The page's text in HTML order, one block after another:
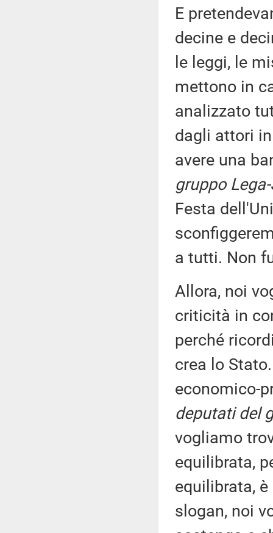
E
decine e
le leggi, le
mettono in
analizzato
dagli attori
avere una
gruppo
Festa
a tutti. Non
Allora, noi
criticità in
perché
crea lo
economico-
deputati del
vogliamo
equilibrata,
equilibrata,
slogan, noi